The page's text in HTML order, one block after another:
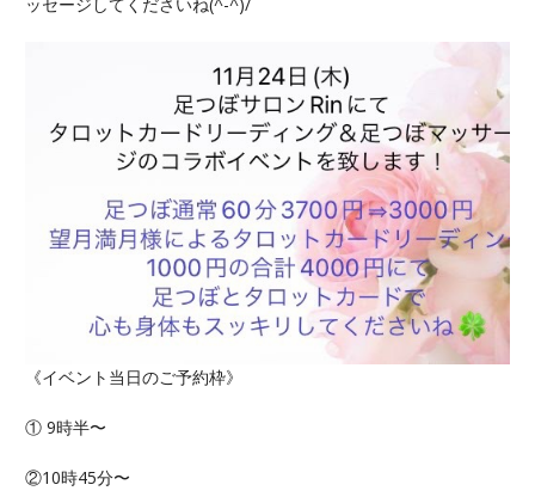
《イベント当日のご予約枠》
① 9時半〜
②10時45分〜